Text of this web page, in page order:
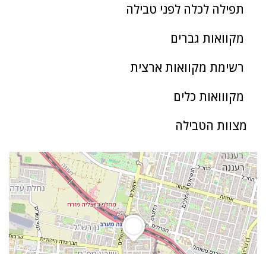
תפילה לכלה לפני טבילה
מקוואות גברים
רשימת מקוואות ארצית
מקווואות כלים
מצוות הטבילה